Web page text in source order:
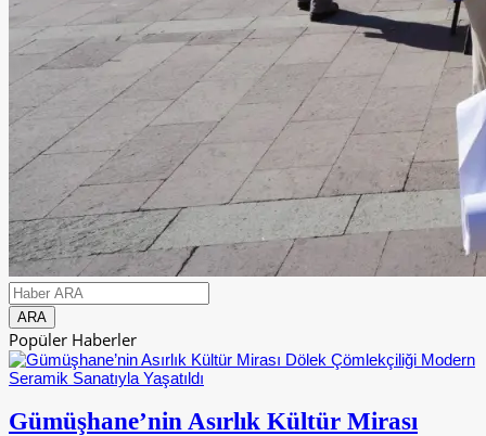
Popüler Haberler
Gümüşhane’nin Asırlık Kültür Mirası